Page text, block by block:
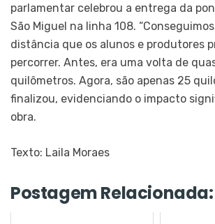
parlamentar celebrou a entrega da
São Miguel na linha 108.
distância que os alunos e produtores
percorrer. Antes, era uma volta de
quilômetros. Agora, são apenas 25
finalizou, evidenciando o impacto
obra.
Texto: Laila Moraes
Postagem Relacionada: